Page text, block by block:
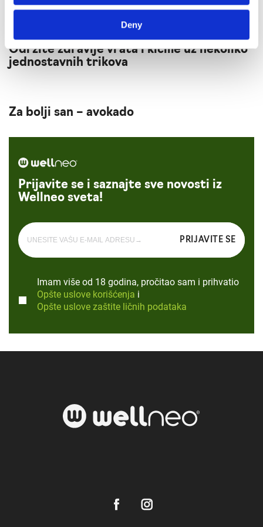
Deny
Održite zdravlje vrata i kičme uz nekoliko
jednostavnih trikova
Za bolji san – avokado
Prijavite se i saznajte sve novosti iz
Wellneo sveta!
PRIJAVITE SE
Imam više od 18 godina, pročitao sam i prihvatio
Opšte uslove korišćenja i
Opšte uslove zaštite ličnih podataka